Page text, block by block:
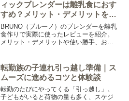
ィックブレンダーは離乳食におす
すめ？メリット・デメリットをご
紹介！
BRUNO（ブルーノ）のブレンダーを離乳
食作りで実際に使ったレビューを紹介。
メリット・デメリットや使い勝手、お手
説します。
転勤族の子連れ引っ越し準備｜ス
ムーズに進めるコツと体験談
転勤のたびにやってくる「引っ越し」。
子どもがいると荷物の量も多く、スケジ